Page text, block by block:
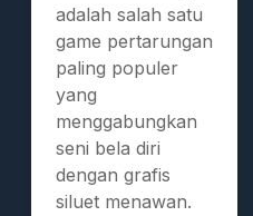
adalah salah satu
game pertarungan
paling populer
yang
menggabungkan
seni bela diri
dengan grafis
siluet menawan.